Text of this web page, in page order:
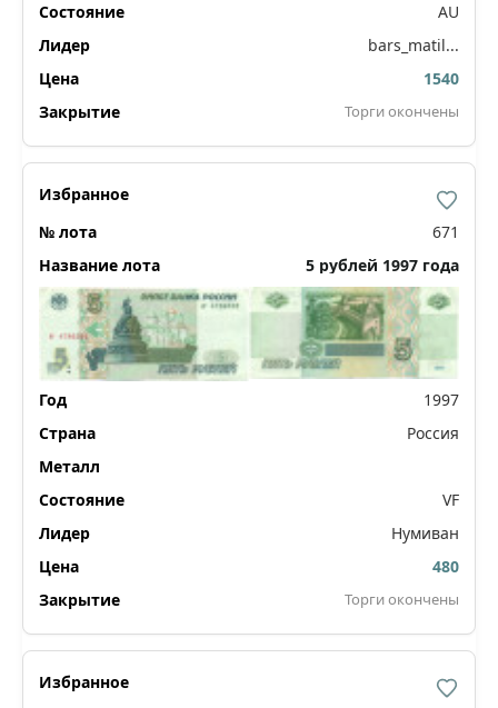
AU
bars_matil...
1540
Торги окончены
671
5 рублей 1997 года
1997
Россия
VF
Нумиван
480
Торги окончены